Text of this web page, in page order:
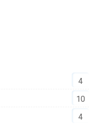
4
10
4